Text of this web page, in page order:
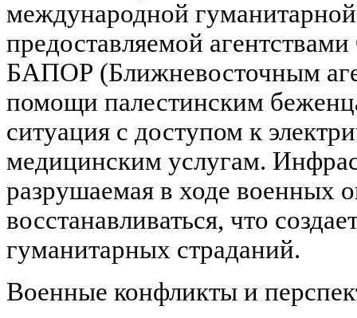
международной
предоставляемой
БАПОР (Ближневосточным
помощи палестинским
ситуация с доступом к
медицинским услугам.
разрушаемая в ходе военных
восстанавливаться, что
гуманитарных страданий.
Военные конфликты и